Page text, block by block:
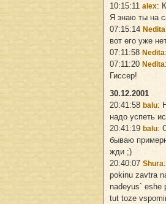
10:15:11 alex:
Я знаю ты на
07:15:14 Nedita
вот его уже
07:11:58 Nedita
07:11:20 Nedita
Гиссер!
30.12.2001
20:41:58 balu:
надо успеть
20:41:19 balu:
бываю
жди ;)
20:40:07 Shura
pokinu zavtra
nadeyus` eshe
tut toze